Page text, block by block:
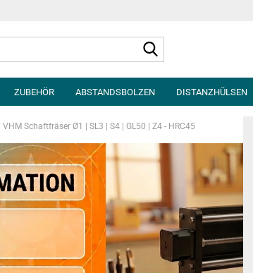
ZUBEHÖR ABSTANDSBOLZEN DISTANZHÜLSEN
VHM Schaftfräser Ø1 | SL3 | S4 | GL50 | Z4 - HRC45